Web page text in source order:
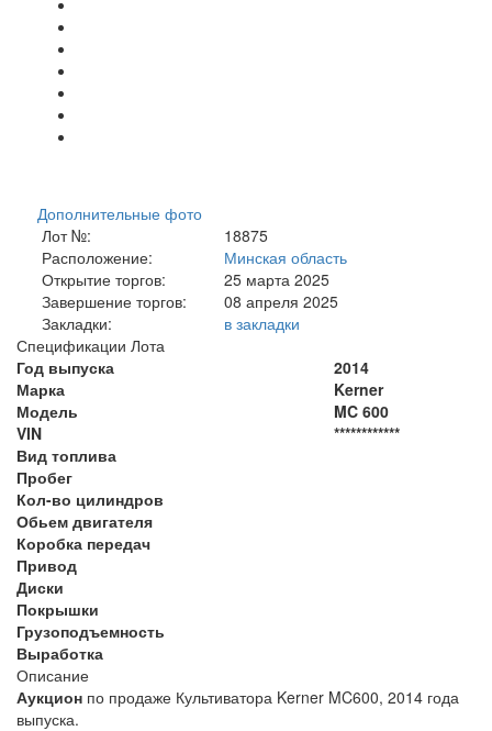
Дополнительные фото
Лот №:
18875
Расположение:
Минская область
Открытие торгов:
25 марта 2025
Завершение торгов:
08 апреля 2025
Закладки:
в закладки
Спецификации Лота
Год выпуска
2014
Марка
Kerner
Модель
MC 600
VIN
************
Вид топлива
Пробег
Кол-во цилиндров
Обьем двигателя
Коробка передач
Привод
Диски
Покрышки
Грузоподъемность
Выработка
Описание
Аукцион по продаже Культиватора Kerner MC600, 2014 года
выпуска.